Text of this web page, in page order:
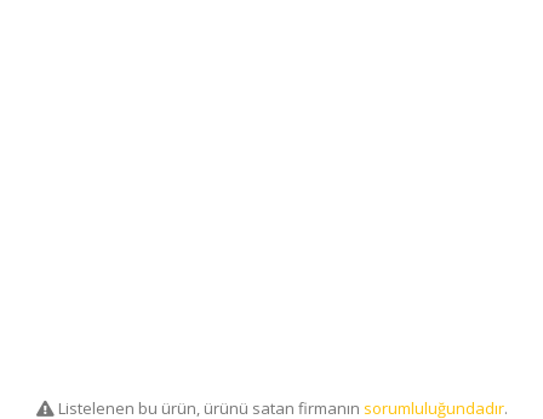
Listelenen bu ürün, ürünü satan firmanın sorumluluğundadır.